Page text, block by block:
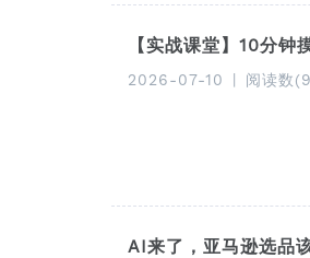
【实战课堂】10分钟
2026-07-10 阅读数
AI来了，亚马逊选品